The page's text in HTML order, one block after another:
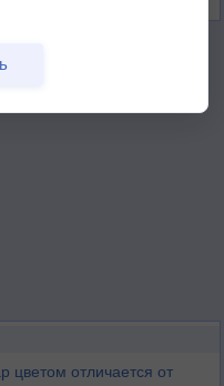
цветом отличается от